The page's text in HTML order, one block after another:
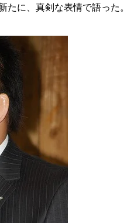
たに、真剣な表情で語った。